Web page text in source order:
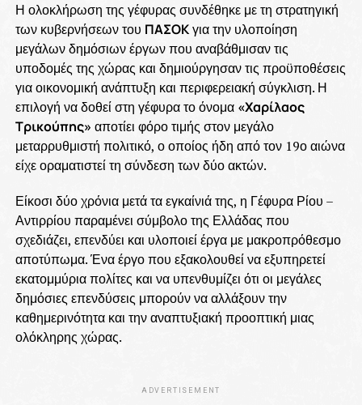
Η ολοκλήρωση της γέφυρας συνδέθηκε με τη στρατηγική
των κυβερνήσεων του ΠΑΣΟΚγια την υλοποίηση
μεγάλων δημόσιων έργων που αναβάθμισαν τις
υποδομές της χώρας και δημιούργησαν τις προϋποθέσεις
για οικονομική ανάπτυξη και περιφερειακή σύγκλιση. Η
επιλογή να δοθεί στη γέφυρα το όνομα «Χαρίλαος
Τρικούπης» αποτίει φόρο τιμής στον μεγάλο
μεταρρυθμιστή πολιτικό, ο οποίος ήδη από τον 19ο αιώνα
είχε οραματιστεί τη σύνδεση των δύο ακτών.
Είκοσι δύο χρόνια μετά τα εγκαίνιά της, η Γέφυρα Ρίου –
Αντιρρίου παραμένει σύμβολο της Ελλάδας που
σχεδιάζει, επενδύει και υλοποιεί έργα με μακροπρόθεσμο
αποτύπωμα. Ένα έργο που εξακολουθεί να εξυπηρετεί
εκατομμύρια πολίτες και να υπενθυμίζει ότι οι μεγάλες
δημόσιες επενδύσεις μπορούν να αλλάξουν την
καθημερινότητα και την αναπτυξιακή προοπτική μιας
ολόκληρης χώρας.
ADVERTISEMENT